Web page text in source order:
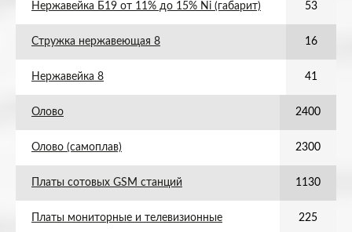
Нержавейка Б19 от 11% до 15% Ni (габарит) 53
Стружка нержавеющая 8 16
Нержавейка 8 41
Олово 2400
Олово (самоплав) 2300
Платы сотовых GSM станций 1130
Платы мониторные и телевизионные 225